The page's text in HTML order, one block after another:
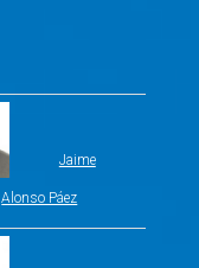
Jaime
Alonso Páez